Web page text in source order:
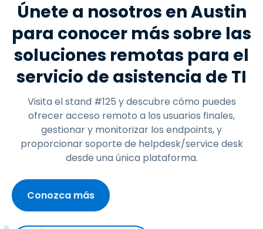
Únete a nosotros en Austin
para conocer más sobre las
soluciones remotas para el
servicio de asistencia de TI
Visita el stand #125 y descubre cómo puedes
ofrecer acceso remoto a los usuarios finales,
gestionar y monitorizar los endpoints, y
proporcionar soporte de helpdesk/service desk
desde una única plataforma.
Conozca más